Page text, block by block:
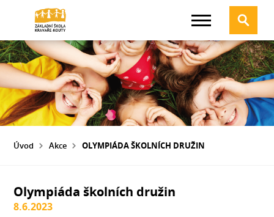
Úvod Akce OLYMPIÁDA ŠKOLNÍCH DRUŽIN
Olympiáda školních družin
8.6.2023